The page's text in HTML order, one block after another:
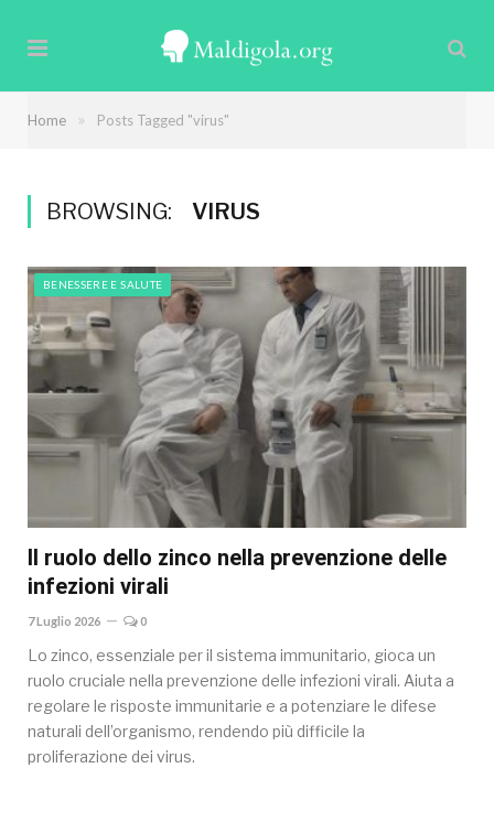
Home » Posts Tagged "virus"
BROWSING: VIRUS
BENESSERE E SALUTE
Il ruolo dello zinco nella prevenzione delle
infezioni virali
7 Luglio 2026 0
Lo zinco, essenziale per il sistema immunitario, gioca un
ruolo cruciale nella prevenzione delle infezioni virali. Aiuta a
regolare le risposte immunitarie e a potenziare le difese
naturali dell’organismo, rendendo più difficile la
proliferazione dei virus.